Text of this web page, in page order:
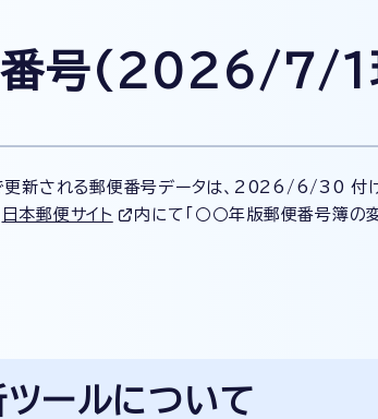
番号(2026/7/1
更新される郵便番号データは、2026/6/30 付
日本郵便サイト 内にて「○○年版郵便番号簿の変
ールについて